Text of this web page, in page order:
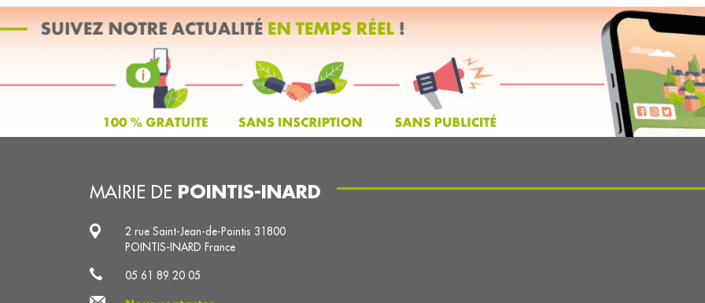
MAIRIE DE POINTIS-INARD
2 rue Saint-Jean-de-Pointis 31800
POINTIS-INARD France
05 61 89 20 05